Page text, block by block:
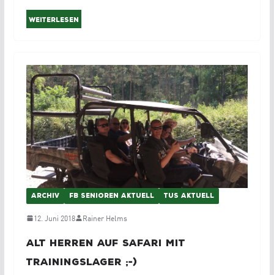
Weiterlesen
ARCHIV FB SENIOREN AKTUELL TUS AKTUELL
12. Juni 2018 Rainer Helms
Alt Herren auf Safari mit
Trainingslager ;-)